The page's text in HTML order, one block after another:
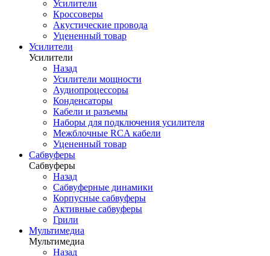
Усилители
Кроссоверы
Акустические провода
Уцененный товар
Усилители
Усилители
Назад
Усилители мощности
Аудиопроцессоры
Конденсаторы
Кабели и разъемы
Наборы для подключения усилителя
Межблочные RCA кабели
Уцененный товар
Сабвуферы
Сабвуферы
Назад
Сабвуферные динамики
Корпусные сабвуферы
Активные сабвуферы
Грили
Мультимедиа
Мультимедиа
Назад